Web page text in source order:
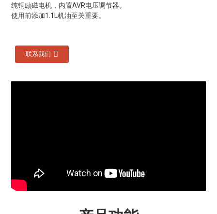
纯铜励磁电机，内置AVR电压调节器。
使用前添加1.1L机油至关重要。
联系我们